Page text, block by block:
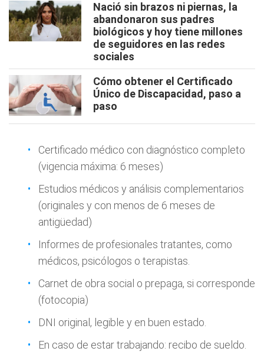
Nació sin brazos ni piernas, la
abandonaron sus padres
biológicos y hoy tiene millones
de seguidores en las redes
sociales
Cómo obtener el Certificado
Único de Discapacidad, paso a
paso
Certificado médico con diagnóstico completo
(vigencia máxima: 6 meses)
Estudios médicos y análisis complementarios
(originales y con menos de 6 meses de
antigüedad)
Informes de profesionales tratantes, como
médicos, psicólogos o terapistas.
Carnet de obra social o prepaga, si corresponde
(fotocopia)
DNI original, legible y en buen estado.
En caso de estar trabajando: recibo de sueldo.